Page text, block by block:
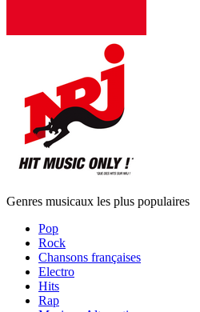
Genres musicaux les plus populaires
Pop
Rock
Chansons françaises
Electro
Hits
Rap